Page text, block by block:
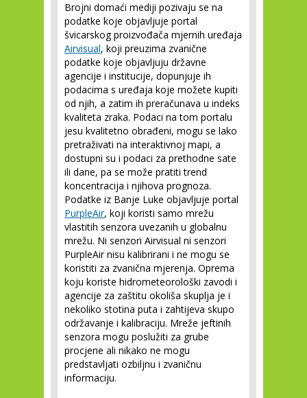
Brojni domaći mediji pozivaju se na
podatke koje objavljuje portal
švicarskog proizvođača mjernih uređaja
Airvisual, koji preuzima zvanične
podatke koje objavljuju državne
agencije i institucije, dopunjuje ih
podacima s uređaja koje možete kupiti
od njih, a zatim ih preračunava u indeks
kvaliteta zraka. Podaci na tom portalu
jesu kvalitetno obrađeni, mogu se lako
pretraživati na interaktivnoj mapi, a
dostupni su i podaci za prethodne sate
ili dane, pa se može pratiti trend
koncentracija i njihova prognoza.
Podatke iz Banje Luke objavljuje portal
PurpleAir, koji koristi samo mrežu
vlastitih senzora uvezanih u globalnu
mrežu. Ni senzori Airvisual ni senzori
PurpleAir nisu kalibrirani i ne mogu se
koristiti za zvanična mjerenja. Oprema
koju koriste hidrometeorološki zavodi i
agencije za zaštitu okoliša skuplja je i
nekoliko stotina puta i zahtijeva skupo
održavanje i kalibraciju. Mreže jeftinih
senzora mogu poslužiti za grube
procjene ali nikako ne mogu
predstavljati ozbiljnu i zvaničnu
informaciju.